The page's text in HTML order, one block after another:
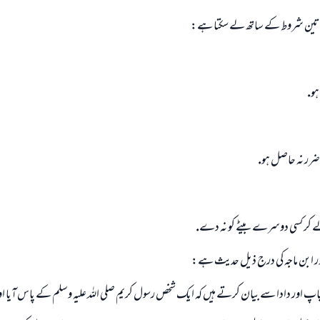
تين شروط كے ساتھ لے سكتا ہے:
ضرر نہ حاصل ہو.
كسى دوسرے بيٹے كو نہ دے.
ابن ماجہ كى درج ذيل حديث ہے:
اور دادا سے بيان كرتے ہيں كہ ايك شخص رسول كريم صلى اللہ عليہ وسلم كے پاس